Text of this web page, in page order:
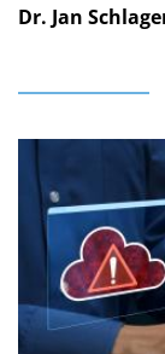
Dr. Jan